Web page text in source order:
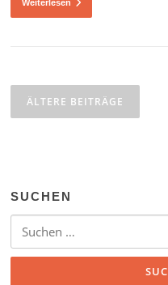
Weiterlesen
ÄLTERE BEITRÄGE
SUCHEN
Suchen nach: